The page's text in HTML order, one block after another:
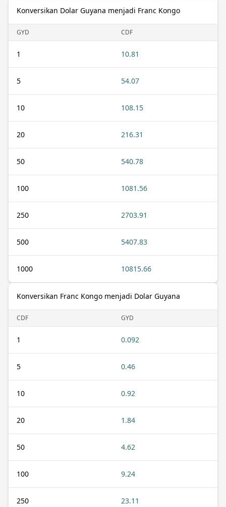
Konversikan Dolar Guyana menjadi Franc Kongo
GYD CDF
1 10.81
5 54.07
10 108.15
20 216.31
50 540.78
100 1081.56
250 2703.91
500 5407.83
1000 10815.66
Konversikan Franc Kongo menjadi Dolar Guyana
CDF GYD
1 0.092
5 0.46
10 0.92
20 1.84
50 4.62
100 9.24
250 23.11